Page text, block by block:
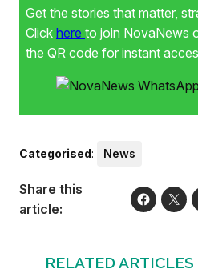
Get the stories that matter,
Click here to join NovaNews
the QR code for instant
Categorised : News
Share this
article:
RELATED ARTICLES